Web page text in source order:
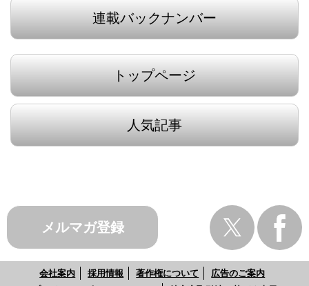
連載バックナンバー
トップページ
人気記事
メルマガ登録
会社案内 採用情報 著作権について
広告のご案内